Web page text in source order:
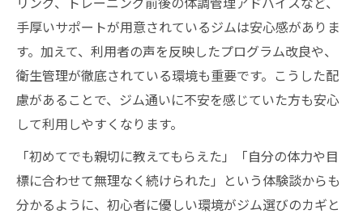
手厚いサポートが用意されているジムは安心感がありま
す。加えて、利用者の声を反映したプログラム改良や、
衛生管理が徹底されている環境も重要です。こうした配
慮があることで、ジム通いに不安を感じていた方も安心
して利用しやすくなります。
「初めてでも親切に教えてもらえた」「自分の体力や目
標に合わせて無理なく続けられた」という体験談からも
分かるように、初心者に優しい環境がジム選びのカギと